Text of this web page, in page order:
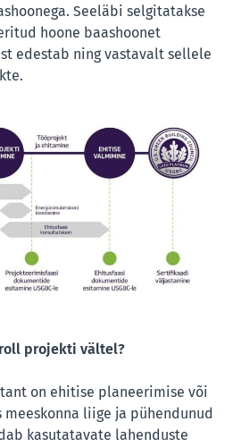
Seeläbi selgitatakse
hoone baashoonet
edestab ning vastavalt sellele
projekti vältel?
on ehitise planeerimise või
liige ja pühendunud
kasutatavate lahenduste